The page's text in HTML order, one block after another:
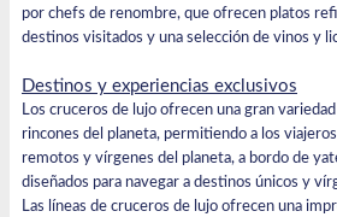
por chefs de renombre, que ofrecen platos
destinos visitados y una selección de vinos y
Destinos y experiencias exclusivos
Los cruceros de lujo ofrecen una gran
rincones del planeta, permitiendo a los
remotos y vírgenes del planeta, a bordo de
diseñados para navegar a destinos únicos y
Las líneas de cruceros de lujo ofrecen una